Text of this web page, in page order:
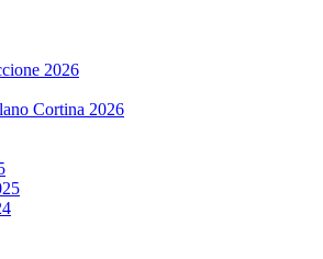
2026
Cortina 2026